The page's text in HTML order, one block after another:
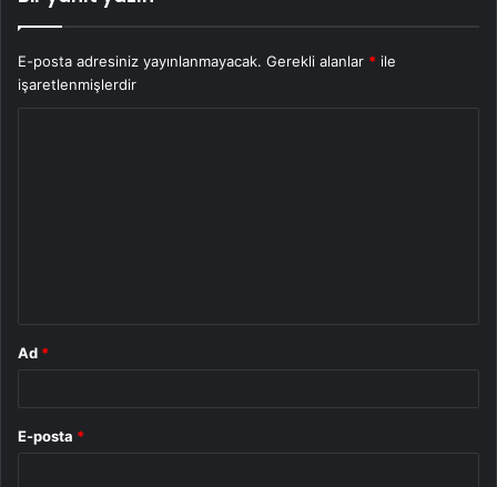
E-posta adresiniz yayınlanmayacak. Gerekli alanlar * ile
işaretlenmişlerdir
Ad *
E-posta *